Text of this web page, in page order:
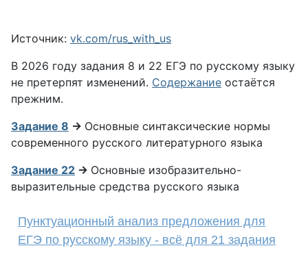
Источник: vk.com/rus_with_us
В 2026 году задания 8 и 22 ЕГЭ по русскому языку
не претерпят изменений. Содержание остаётся
прежним.
Задание 8 → Основные синтаксические нормы
современного русского литературного языка
Задание 22 → Основные изобразительно-
выразительные средства русского языка
Пунктуационный анализ предложения для
ЕГЭ по русскому языку - всё для 21 задания